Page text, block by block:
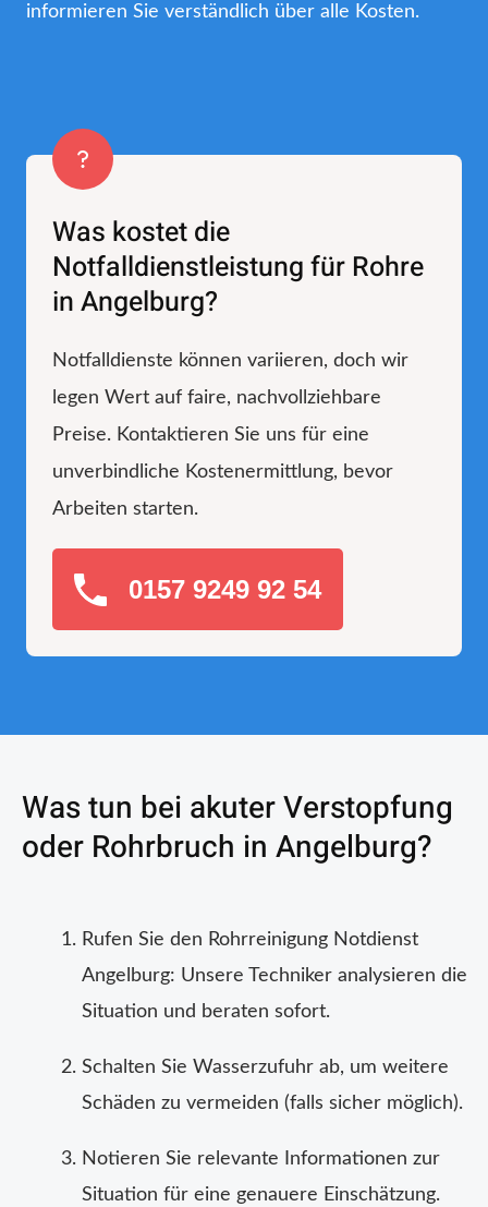
informieren Sie verständlich über alle Kosten.
Was kostet die
Notfalldienstleistung für Rohre
in Angelburg?
Notfalldienste können variieren, doch wir
legen Wert auf faire, nachvollziehbare
Preise. Kontaktieren Sie uns für eine
unverbindliche Kostenermittlung, bevor
Arbeiten starten.
0157 9249 92 54
Was tun bei akuter Verstopfung
oder Rohrbruch in Angelburg?
Rufen Sie den Rohrreinigung Notdienst
Angelburg: Unsere Techniker analysieren die
Situation und beraten sofort.
Schalten Sie Wasserzufuhr ab, um weitere
Schäden zu vermeiden (falls sicher möglich).
Notieren Sie relevante Informationen zur
Situation für eine genauere Einschätzung.